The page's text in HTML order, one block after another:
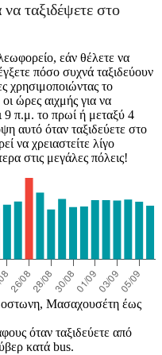
ταξιδέψετε στο
εάν θέλετε να
πόσο συχνά ταξιδεύουν
χρησιμοποιώντας το
ώρες αιχμής για να
9 π.μ. το πρωί ή μεταξύ 4
αυτό όταν ταξιδεύετε στο
να χρειαστείτε λίγο
στις μεγάλες πόλεις!
Μασαχουσέτη έως
όταν ταξιδεύετε από
κατά bus.